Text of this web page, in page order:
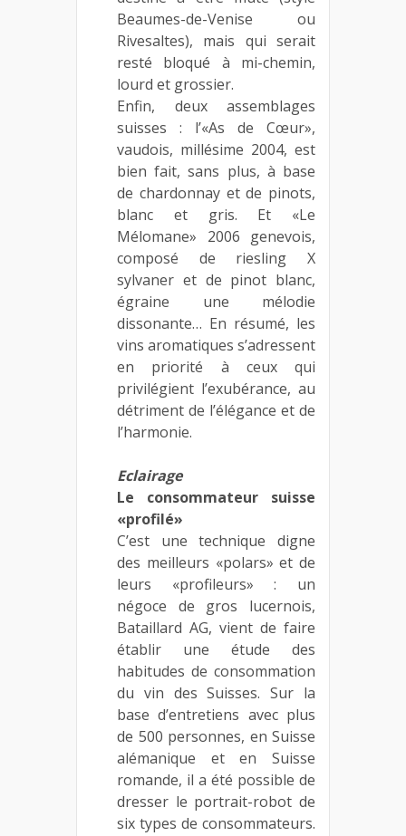
Beaumes-de-Venise ou
Rivesaltes), mais qui serait
resté bloqué à mi-chemin,
lourd et grossier.
Enfin, deux assemblages
suisses : l’«As de Cœur»,
vaudois, millésime 2004, est
bien fait, sans plus, à base
de chardonnay et de pinots,
blanc et gris. Et «Le
Mélomane» 2006 genevois,
composé de riesling X
sylvaner et de pinot blanc,
égraine une mélodie
dissonante… En résumé, les
vins aromatiques s’adressent
en priorité à ceux qui
privilégient l’exubérance, au
détriment de l’élégance et de
l’harmonie.
Eclairage
Le consommateur suisse
«profilé»
C’est une technique digne
des meilleurs «polars» et de
leurs «profileurs» : un
négoce de gros lucernois,
Bataillard AG, vient de faire
établir une étude des
habitudes de consommation
du vin des Suisses. Sur la
base d’entretiens avec plus
de 500 personnes, en Suisse
alémanique et en Suisse
romande, il a été possible de
dresser le portrait-robot de
six types de consommateurs.